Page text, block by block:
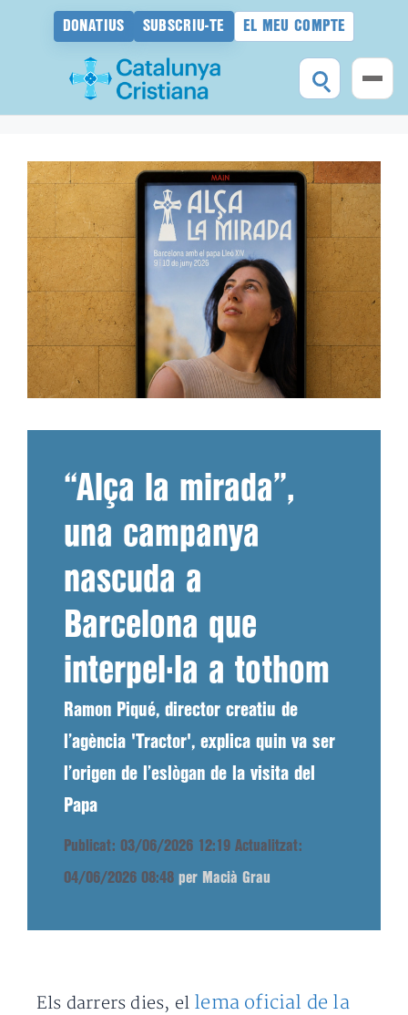
DONATIUS SUBSCRIU-TE EL MEU COMPTE
contingut
“Alça la mirada”,
una campanya
nascuda a
Barcelona que
interpel·la a tothom
Ramon Piqué, director creatiu de
l’agència 'Tractor', explica quin va ser
l’origen de l’eslògan de la visita del
Papa
Publicat: 03/06/2026 12:19 Actualitzat:
04/06/2026 08:48 per Macià Grau
Els darrers dies, el lema oficial de la